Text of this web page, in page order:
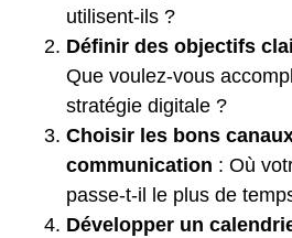
utilisent-ils ?
Définir des objectifs
Que voulez-vous
stratégie digitale ?
Choisir les bons
communication : Où
passe-t-il le plus de
Développer un